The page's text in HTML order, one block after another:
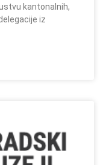
kantonalnih,
iz